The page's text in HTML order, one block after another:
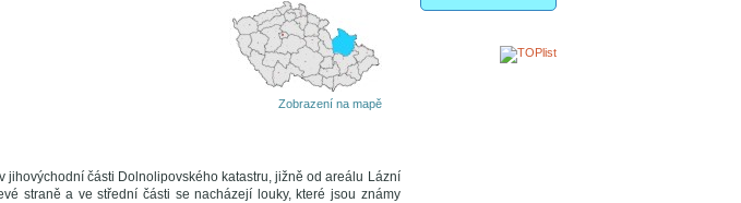
Zobrazení na mapě
části Dolnolipovského katastru, jižně od areálu Lázní
straně a ve střední části se nacházejí louky, které jsou známy